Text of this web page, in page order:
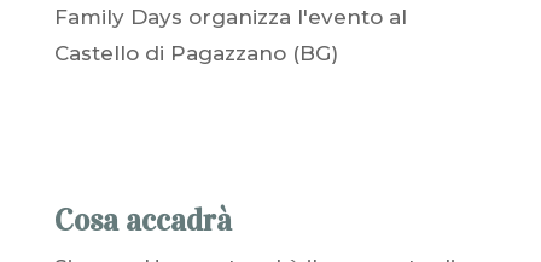
Family Days organizza l'evento al
Castello di Pagazzano (BG)
Cosa accadrà